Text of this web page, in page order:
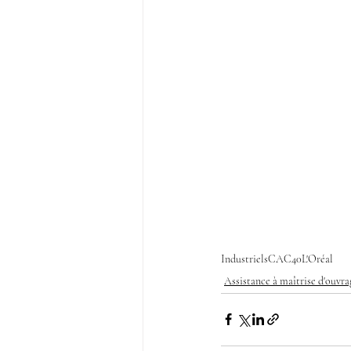
IndustrielsCAC40L'Oréal
Assistance à maîtrise